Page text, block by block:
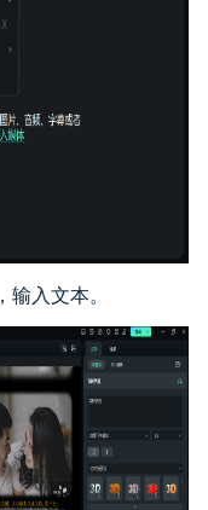
入文本。